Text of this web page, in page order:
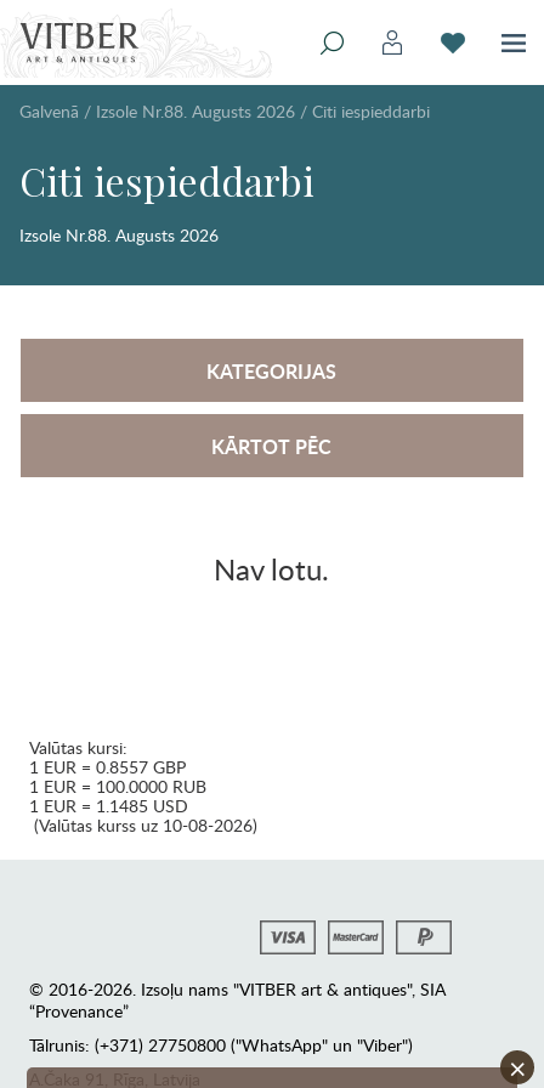
Galvenā / Izsole Nr.88. Augusts 2026 / Citi iespieddarbi
Citi iespieddarbi
Izsole Nr.88. Augusts 2026
KATEGORIJAS
KĀRTOT PĒC
Nav lotu.
×
Valūtas kursi:
1 EUR = 0.8557 GBP
1 EUR = 100.0000 RUB
1 EUR = 1.1485 USD
(Valūtas kurss uz 10-08-2026)
© 2016-2026. Izsoļu nams "VITBER art & antiques", SIA
“Provenance”
Tālrunis: (+371) 27750800 ("WhatsApp" un "Viber")